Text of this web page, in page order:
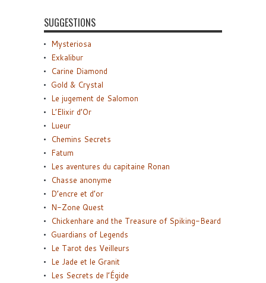
SUGGESTIONS
Mysteriosa
Exkalibur
Carine Diamond
Gold & Crystal
Le jugement de Salomon
L’Elixir d’Or
Lueur
Chemins Secrets
Fatum
Les aventures du capitaine Ronan
Chasse anonyme
D’encre et d’or
N-Zone Quest
Chickenhare and the Treasure of Spiking-Beard
Guardians of Legends
Le Tarot des Veilleurs
Le Jade et le Granit
Les Secrets de l’Égide